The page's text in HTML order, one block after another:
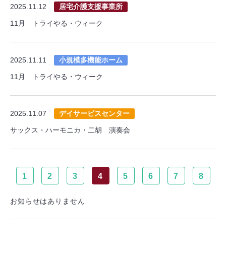
2025.11.12 居宅介護支援事業所
11月 トライやる・ウィーク
2025.11.11 小規模多機能ホーム
11月 トライやる・ウィーク
2025.11.07 デイサービスセンター
サックス・ハーモニカ・二胡 演奏会
1 2 3 4 5 6 7 8
お知らせはありません